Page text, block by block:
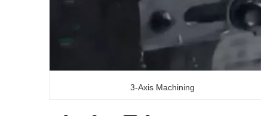
3-Axis Machining